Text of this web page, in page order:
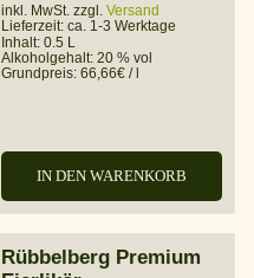
inkl. MwSt. zzgl. Versand
Lieferzeit: ca. 1-3 Werktage
Inhalt: 0.5 L
Alkoholgehalt: 20 % vol
Grundpreis: 66,66€ /l
IN DEN WARENKORB
Rübbelberg Premium